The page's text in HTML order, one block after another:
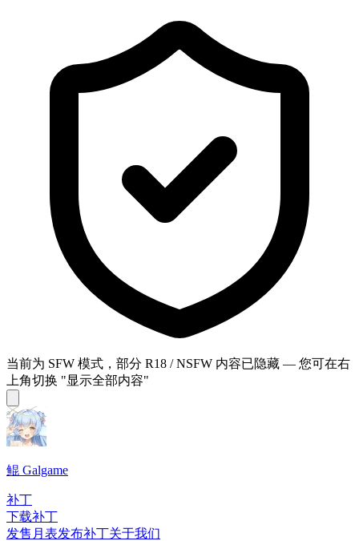
当前为 SFW 模式，部分 R18 / NSFW 内容已隐藏 — 您可在右
上角切换 "显示全部内容"
鲲 Galgame
补丁
下载补丁
发售月表发布补丁关于我们